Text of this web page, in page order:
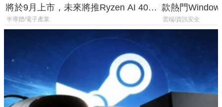
將於9月上市，未來將推Ryzen AI 400
Max系列處理器與對應升級版
半導體/電子產業
款熱門
機
雲端/資訊安全